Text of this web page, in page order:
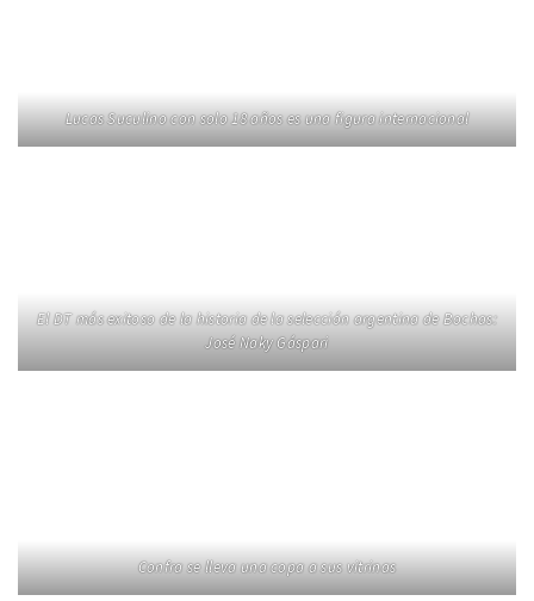
Lucas Suculino con solo 18 años es una figura internacional
El DT más exitoso de la historia de la selección argentina de Bochas:
José Naky Gáspari
Confra se lleva una copa a sus vitrinas